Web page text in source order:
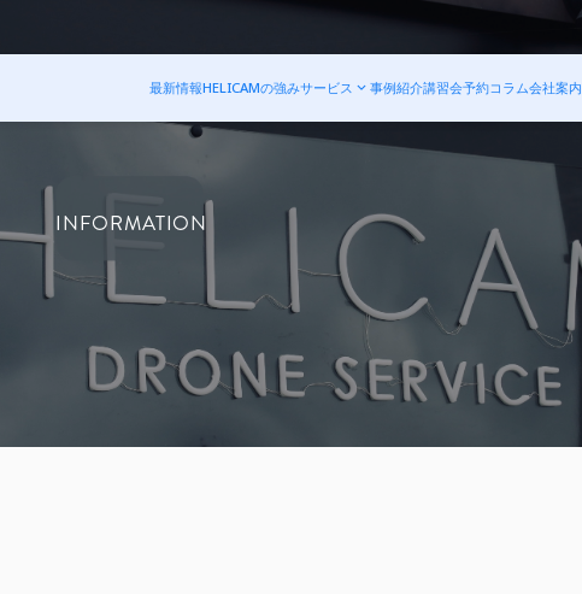
最新情報HELICAMの強みサービス 事例紹介講習会予約コラム会社案内
INFORMATION